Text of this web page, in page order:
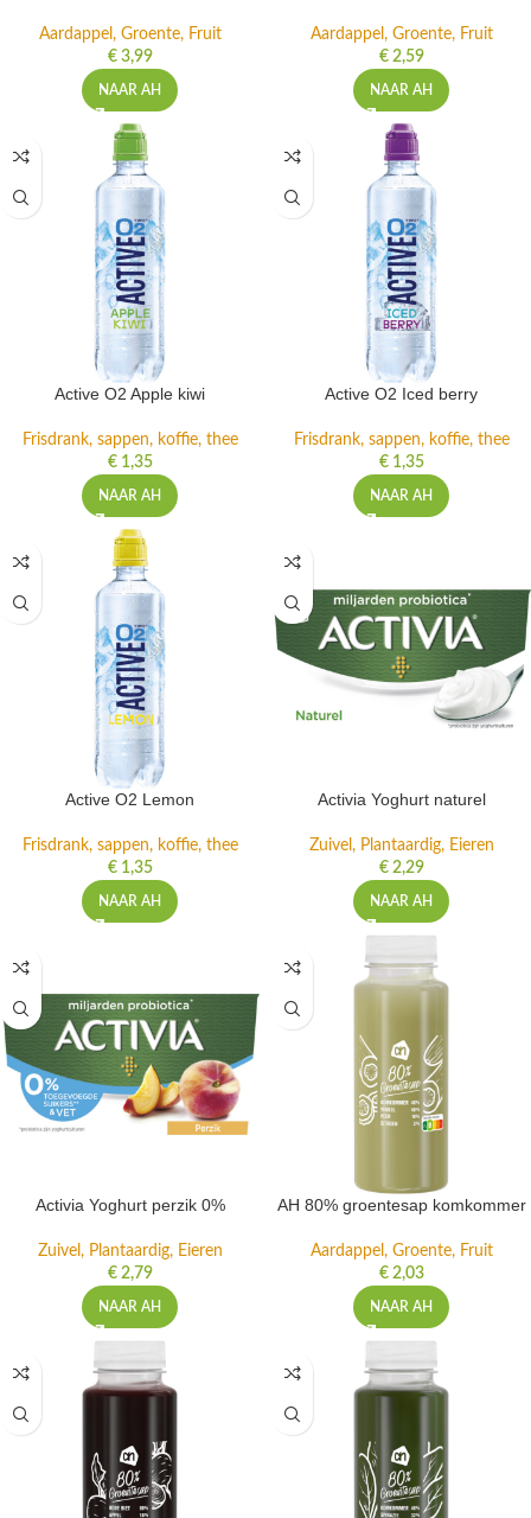
Aardappel, Groente, Fruit
€3,99
NAAR AH
Aardappel, Groente, Fruit
€2,59
NAAR AH
Active O2 Apple kiwi
Frisdrank, sappen, koffie, thee
€1,35
NAAR AH
Active O2 Iced berry
Frisdrank, sappen, koffie, thee
€1,35
NAAR AH
Active O2 Lemon
Frisdrank, sappen, koffie, thee
€1,35
NAAR AH
Activia Yoghurt naturel
Zuivel, Plantaardig, Eieren
€2,29
NAAR AH
Activia Yoghurt perzik 0%
Zuivel, Plantaardig, Eieren
€2,79
NAAR AH
AH 80% groentesap komkommer
Aardappel, Groente, Fruit
€2,03
NAAR AH